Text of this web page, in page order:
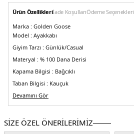
Ürün Özellikleriİade KoşullarıÖdeme Seçenekleri
Marka : Golden Goose
Model : Ayakkabı
Giyim Tarzı : Günlük/Casual
Materyal : % 100 Dana Derisi
Kapama Bilgisi : Bağcıklı
Taban Bilgisi : Kauçuk
Detay :-Vintage tasarım
Üretim Yeri :İtalya
Devamını Gör
SİZE ÖZEL ÖNERİLERİMİZ